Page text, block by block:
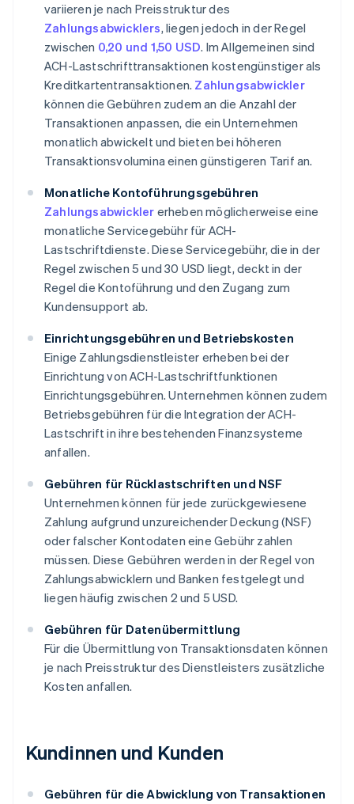
variieren je nach Preisstruktur des
Zahlungsabwicklers, liegen jedoch in der Regel
zwischen 0,20 und 1,50 USD. Im Allgemeinen sind
ACH-Lastschrifttransaktionen kostengünstiger als
Kreditkartentransaktionen. Zahlungsabwickler
können die Gebühren zudem an die Anzahl der
Transaktionen anpassen, die ein Unternehmen
monatlich abwickelt und bieten bei höheren
Transaktionsvolumina einen günstigeren Tarif an.
Monatliche Kontoführungsgebühren
Zahlungsabwickler erheben möglicherweise eine
monatliche Servicegebühr für ACH-
Lastschriftdienste. Diese Servicegebühr, die in der
Regel zwischen 5 und 30 USD liegt, deckt in der
Regel die Kontoführung und den Zugang zum
Kundensupport ab.
Einrichtungsgebühren und Betriebskosten
Einige Zahlungsdienstleister erheben bei der
Einrichtung von ACH-Lastschriftfunktionen
Einrichtungsgebühren. Unternehmen können zudem
Betriebsgebühren für die Integration der ACH-
Lastschrift in ihre bestehenden Finanzsysteme
anfallen.
Gebühren für Rücklastschriften und NSF
Unternehmen können für jede zurückgewiesene
Zahlung aufgrund unzureichender Deckung (NSF)
oder falscher Kontodaten eine Gebühr zahlen
müssen. Diese Gebühren werden in der Regel von
Zahlungsabwicklern und Banken festgelegt und
liegen häufig zwischen 2 und 5 USD.
Gebühren für Datenübermittlung
Für die Übermittlung von Transaktionsdaten können
je nach Preisstruktur des Dienstleisters zusätzliche
Kosten anfallen.
Kundinnen und Kunden
Gebühren für die Abwicklung von Transaktionen